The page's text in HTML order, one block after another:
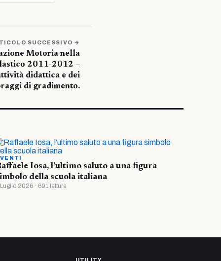
SUCCESSIVO →
Motoria nella
2011-2012 –
didattica e dei
di gradimento.
Iosa, l’ultimo saluto a una figura
della scuola italiana
2026 · 691 letture